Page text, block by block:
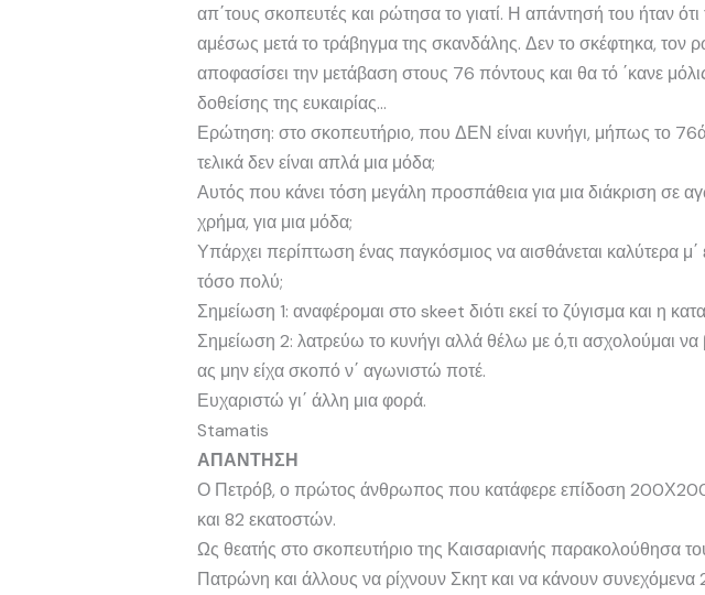
απ΄τους σκοπευτές και ρώτησα το γιατί. Η απάντησή του ήταν
αμέσως μετά το τράβηγμα της σκανδάλης. Δεν το σκέφτηκα, τον
αποφασίσει την μετάβαση στους 76 πόντους και θα τό ΄κανε
δοθείσης της ευκαιρίας…
Ερώτηση: στο σκοπευτήριο, που ΔΕΝ είναι κυνήγι, μήπως το
τελικά δεν είναι απλά μια μόδα;
Αυτός που κάνει τόση μεγάλη προσπάθεια για μια διάκριση σε
χρήμα, για μια μόδα;
Υπάρχει περίπτωση ένας παγκόσμιος να αισθάνεται καλύτερα μ΄
τόσο πολύ;
Σημείωση 1: αναφέρομαι στο skeet διότι εκεί το ζύγισμα και η
Σημείωση 2: λατρεύω το κυνήγι αλλά θέλω με ό,τι ασχολούμαι
ας μην είχα σκοπό ν΄ αγωνιστώ ποτέ.
Ευχαριστώ γι΄ άλλη μια φορά.
Stamatis
ΑΠΑΝΤΗΣΗ
Ο Πετρόβ, ο πρώτος άνθρωπος που κατάφερε επίδοση
και 82 εκατοστών.
Ως θεατής στο σκοπευτήριο της Καισαριανής παρακολούθησα
Πατρώνη και άλλους να ρίχνουν Σκητ και να κάνουν